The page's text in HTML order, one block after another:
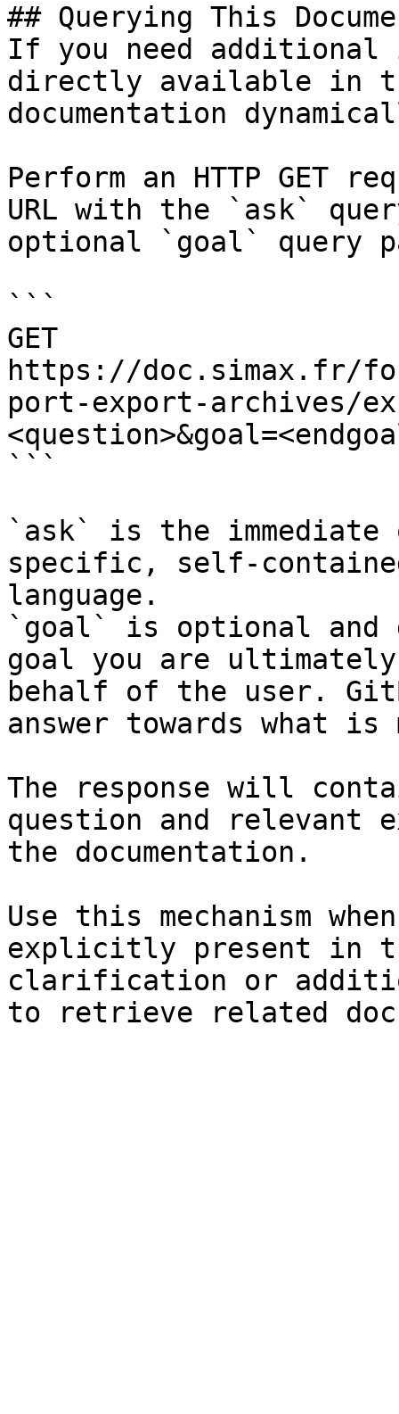
## Querying This
If you need
directly available in
documentation
Perform an HTTP GET
URL with the `ask`
optional `goal` query
```
GET
https://doc.simax.fr/
port-export-archives/
```
`ask` is the
specific, self-
language.
`goal` is optional and
goal you are
behalf of the user.
answer towards what
The response will
question and relevant
the documentation.
Use this mechanism
explicitly present in
clarification or